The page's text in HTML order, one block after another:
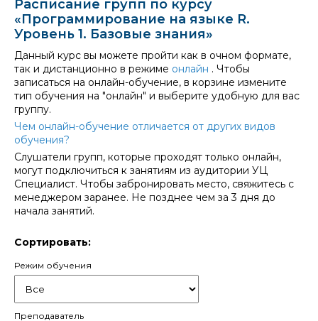
Расписание групп по курсу
«Программирование на языке R.
Уровень 1. Базовые знания»
Данный курс вы можете пройти как в очном формате,
так и дистанционно в режиме онлайн . Чтобы
записаться на онлайн-обучение, в корзине измените
тип обучения на "онлайн" и выберите удобную для вас
группу.
Чем онлайн-обучение отличается от других видов
обучения?
Слушатели групп, которые проходят только онлайн,
могут подключиться к занятиям из аудитории УЦ
Специалист. Чтобы забронировать место, свяжитесь с
менеджером заранее. Не позднее чем за 3 дня до
начала занятий.
Сортировать:
Режим обучения
Преподаватель